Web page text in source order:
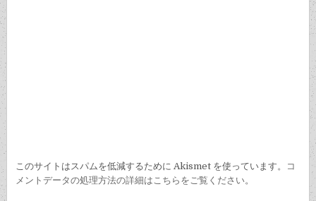
このサイトはスパムを低減するために Akismet を使っています。
コ
メントデータの処理方法の詳細はこちらをご覧ください。